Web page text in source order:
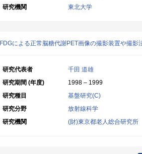
研究機関
東北大学
FDGによる正常脳糖代謝PET画像の撮影装置や撮影
研究代表者
千田 道雄
研究期間 (年度)
1998 – 1999
研究種目
基盤研究(C)
研究分野
放射線科学
研究機関
(財)東京都老人総合研究所